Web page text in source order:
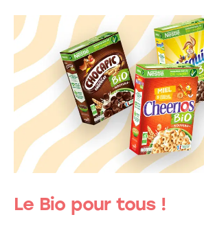
Le Bio pour tous !